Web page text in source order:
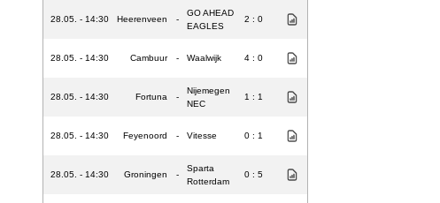
28.05. - 14:30 Heerenveen -
GO AHEAD
EAGLES
2 : 0
28.05. - 14:30 Cambuur - Waalwijk 4 : 0
28.05. - 14:30 Fortuna -
Nijemegen
NEC
1 : 1
28.05. - 14:30 Feyenoord - Vitesse 0 : 1
28.05. - 14:30 Groningen -
Sparta
Rotterdam
0 : 5